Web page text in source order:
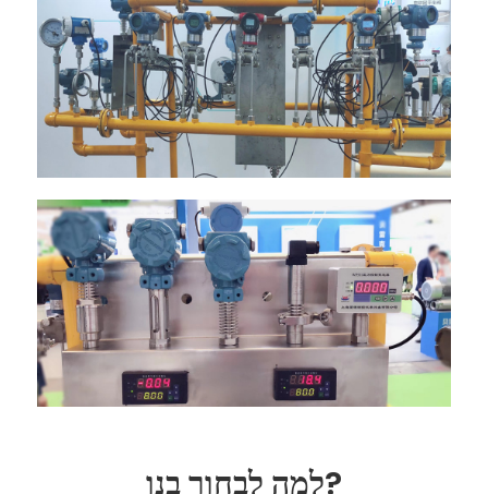
למה לבחור בנו?